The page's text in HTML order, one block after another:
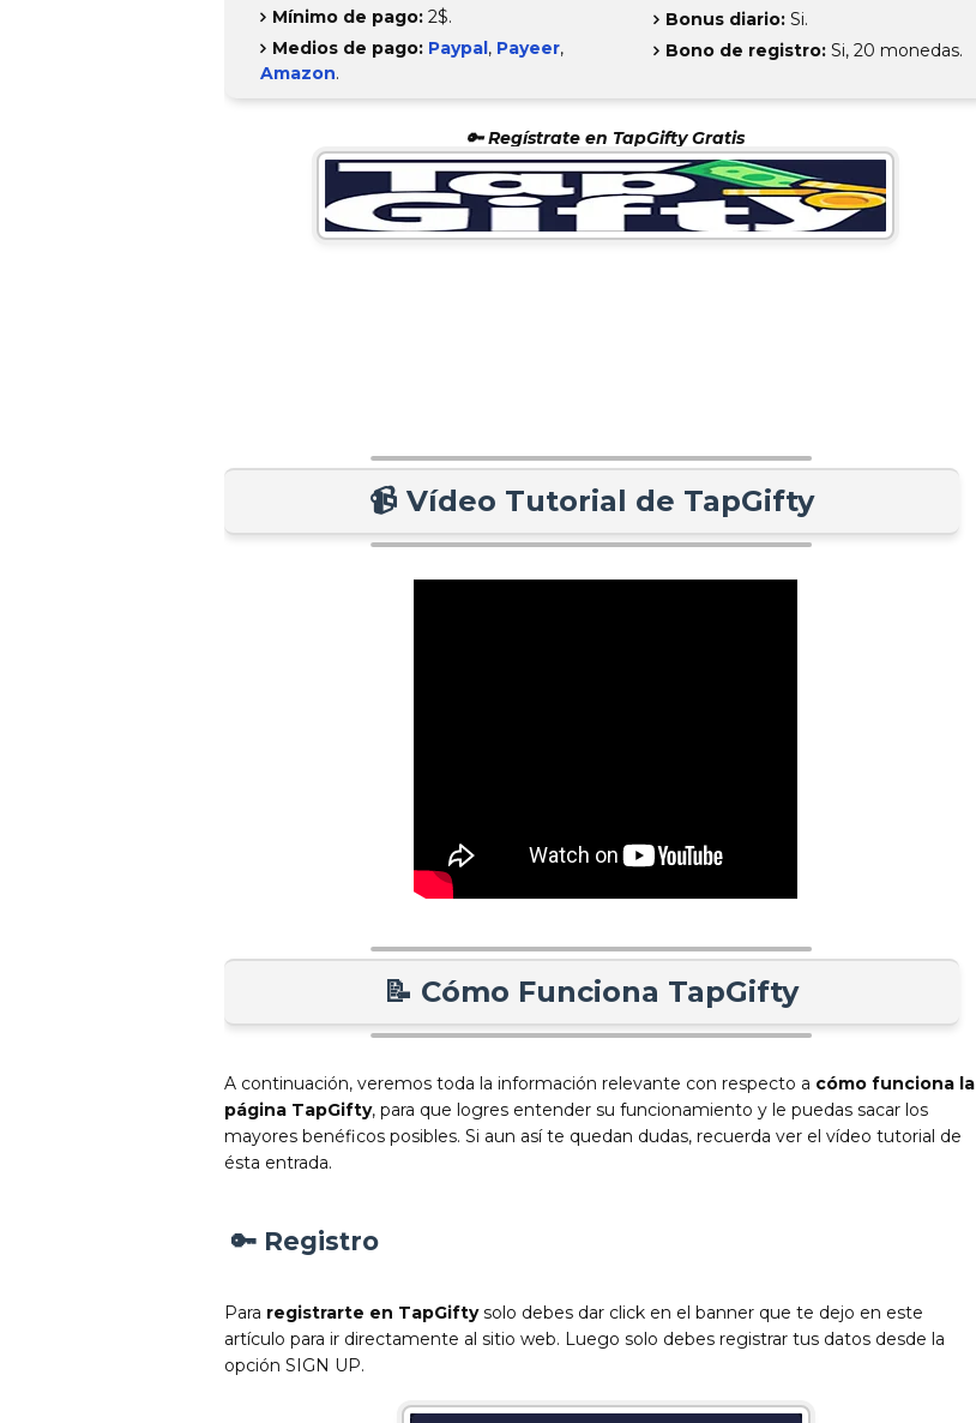
Mínimo de pago: 2$.
Medios de pago: Paypal, Payeer,
Amazon.
Bonus diario: Si.
Bono de registro:Si, 20 monedas.
🔑 Regístrate en TapGifty Gratis
📹 Vídeo Tutorial de TapGifty
📝 Cómo Funciona TapGifty
A continuación, veremos toda la información relevante con respecto a cómo funciona la
página TapGifty, para que logres entender su funcionamiento y le puedas sacar los
mayores benéficos posibles. Si aun así te quedan dudas, recuerda ver el vídeo tutorial de
ésta entrada.
🔑 Registro
Para registrarte en TapGiftysolo debes dar click en el banner que te dejo en este
artículo para ir directamente al sitio web. Luego solo debes registrar tus datos desde la
opción SIGN UP.